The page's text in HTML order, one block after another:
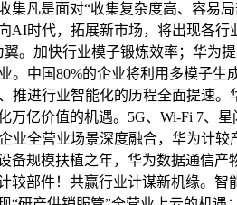
集凡是面对“收集复杂度高、容易
AI时代，拓展新市场，将出现各
。加快行业模子锻炼效率；华为
。中国80%的企业将利用多模子
推进行业智能化的历程全面提速。
万亿价值的机遇。5G、Wi-Fi 7、
业全营业场景深度融合，华为计
备规模扶植之年，华为数据通信
较部件！共赢行业计谋新机缘。